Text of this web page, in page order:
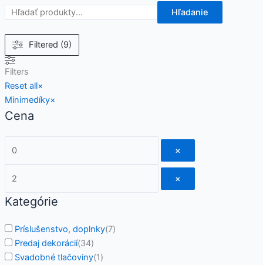
Hľadanie
Filtered (9)
Filters
Reset all×
Minimedíky×
Cena
×
×
Kategórie
Príslušenstvo, doplnky(7)
Predaj dekorácií(34)
Svadobné tlačoviny(1)